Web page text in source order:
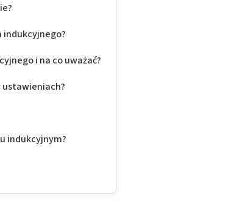
indukcyjnego?
i na co uważać?
ustawieniach?
indukcyjnym?